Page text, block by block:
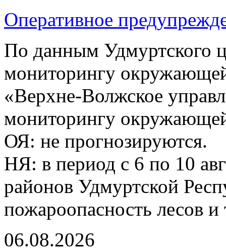
Оперативное
По данным Удмуртского
мониторингу
«Верхне-Волжское
мониторингу
ОЯ: не прогнозируются.
НЯ: в период с 6 по 10
районов Удмуртской
пожароопасность лесов
06.08.2026